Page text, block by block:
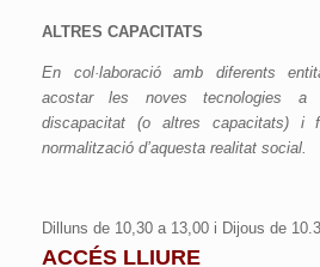
ALTRES CAPACITATS
En col·laboració amb diferents
acostar les noves tecnologies a
discapacitat (o altres capacitats)
normalització d’aquesta realitat social.
Dilluns de 10,30 a 13,00 i Dijous de
ACCÉS LLIURE